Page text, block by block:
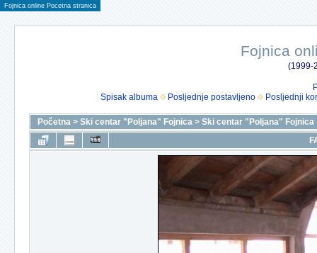
Fojnica online Pocetna stranica
Fojnica
(1999-
Spisak albuma
Posljednje postavljeno Posljednji
Početna > Ski centar "Poljana" Fojnica > Ski centar "Poljana" Fojnica